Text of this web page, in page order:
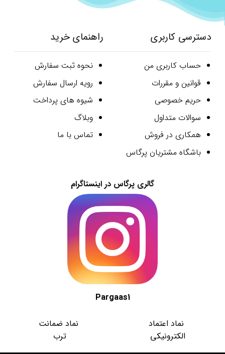
دسترسی کاربری
حساب کاربری من
قوانین و مقررات
حریم خصوصی
سوالات متداول
همکاری در فروش
باشگاه مشتریان پرگاس
راهنمای خرید
نحوه ثبت سفارش
رویه ارسال سفارش
شیوه های پرداخت
وبلاگ
تماس با ما
گالری پرگاس در اینستاگرام
Pargaas1
نماد اعتماد
الکترونیکی
نماد ضمانت
ترب